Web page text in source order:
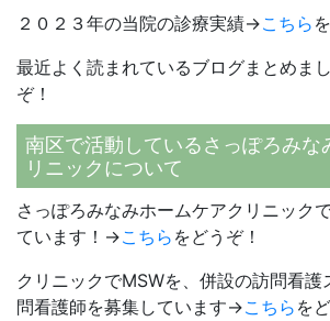
２０２３年の当院の診療実績→こちら
最近よく読まれているブログまとめま
ぞ！
南区で活動しているさっぽろみな
リニックについて
さっぽろみなみホームケアクリニック
ています！→こちら をどうぞ！
クリニックでMSWを、併設の訪問看護
問看護師を募集しています→こちら を